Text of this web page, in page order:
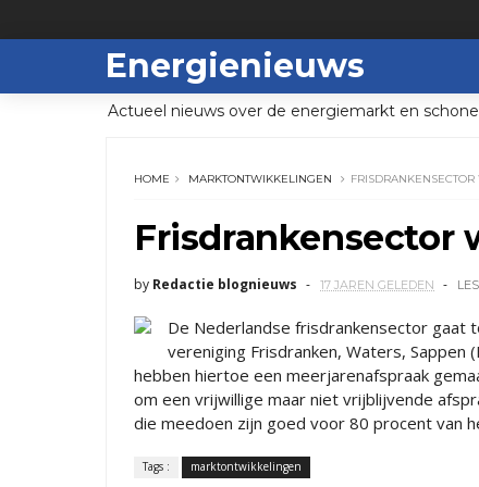
Energienieuws
Actueel nieuws over de energiemarkt en
HOME MARKTONTWIKKELINGEN
Frisdrankensector
by Redactie blognieuws 17 JAREN GELEDEN
De Nederlandse frisdrankensector gaat
vereniging Frisdranken, Waters, Sappen
hebben hiertoe een meerjarenafspraak
om een vrijwillige maar niet vrijblijvende
die meedoen zijn goed voor 80 procent van
Tags : marktontwikkelingen